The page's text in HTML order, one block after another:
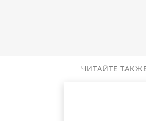
ЧИТАЙТЕ